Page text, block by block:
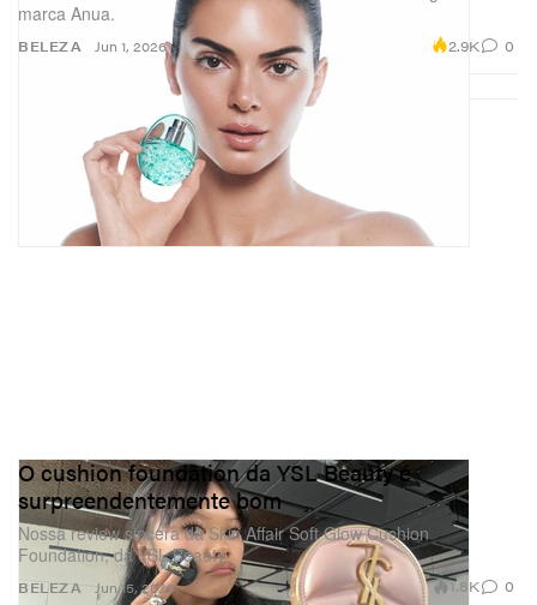
BELEZA
marca Anua.
Jun 1, 2026 2.9K 0
BELEZA
O cushion foundation da YSL Beauty é
surpreendentemente bom
Nossa review sincera da Skin Affair Soft Glow Cushion
Foundation, da YSL Beauty.
Jun 15, 2026 1.8K 0